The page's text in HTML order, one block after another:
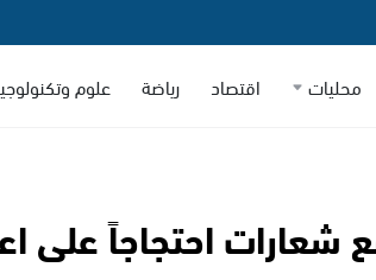
محليات اقتصاد رياضة علوم
شعارات احتجاجاً على